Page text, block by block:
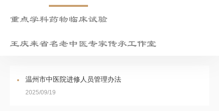
重点学科药物临床试验
王庆来省名老中医专家传承工作室
温州市中医院进修人员管理办法
2025/09/19